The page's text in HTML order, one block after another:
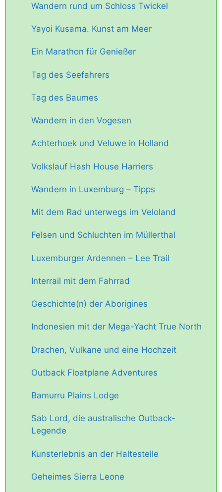
Wandern rund um Schloss Twickel
Yayoi Kusama. Kunst am Meer
Ein Marathon für Genießer
Tag des Seefahrers
Tag des Baumes
Wandern in den Vogesen
Achterhoek und Veluwe in Holland
Volkslauf Hash House Harriers
Wandern in Luxemburg – Tipps
Mit dem Rad unterwegs im Veloland
Felsen und Schluchten im Müllerthal
Luxemburger Ardennen – Lee Trail
Interrail mit dem Fahrrad
Geschichte(n) der Aborigines
Indonesien mit der Mega-Yacht True North
Drachen, Vulkane und eine Hochzeit
Outback Floatplane Adventures
Bamurru Plains Lodge
Sab Lord, die australische Outback-
Legende
Kunsterlebnis an der Haltestelle
Geheimes Sierra Leone